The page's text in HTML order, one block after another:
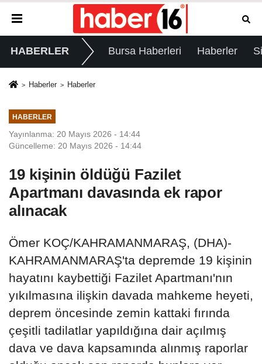
HABERLER Bursa Haberleri Haberler
Haberler Haberler
HABERLER
Yayınlanma: 20 Mayıs 2026 - 14:44
Güncelleme: 20 Mayıs 2026 - 14:44
19 kişinin öldüğü Fazilet
Apartmanı davasında ek rapor
alınacak
Ömer KOÇ/KAHRAMANMARAŞ, (DHA)-
KAHRAMANMARAŞ'ta depremde 19 kişinin
hayatını kaybettiği Fazilet Apartmanı'nın
yıkılmasına ilişkin davada mahkeme heyeti,
deprem öncesinde zemin kattaki fırında
çeşitli tadilatlar yapıldığına dair açılmış
dava ve dava kapsamında alınmış raporlar